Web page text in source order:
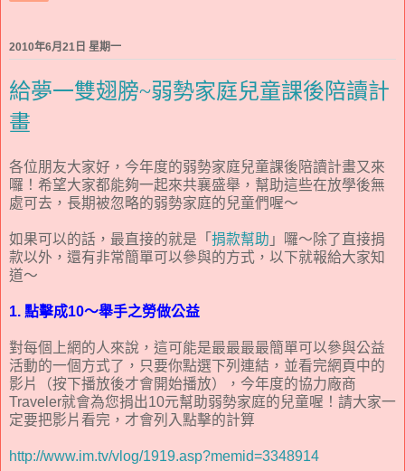
2010年6月21日 星期一
給夢一雙翅膀~弱勢家庭兒童課後陪讀計
畫
各位朋友大家好，今年度的弱勢家庭兒童課後陪讀計畫又來
囉！希望大家都能夠一起來共襄盛舉，幫助這些在放學後無
處可去，長期被忽略的弱勢家庭的兒童們喔～
如果可以的話，最直接的就是「 捐款幫助 」囉～除了直接捐
款以外，還有非常簡單可以參與的方式，以下就報給大家知
道～
1. 點擊成10～舉手之勞做公益
對每個上網的人來說，這可能是最最最最簡單可以參與公益
活動的一個方式了，只要你點選下列連結，並看完網頁中的
影片（按下播放後才會開始播放），今年度的協力廠商
Traveler就會為您捐出10元幫助弱勢家庭的兒童喔！請大家一
定要把影片看完，才會列入點擊的計算
http://www.im.tv/vlog/1919.asp?memid=3348914